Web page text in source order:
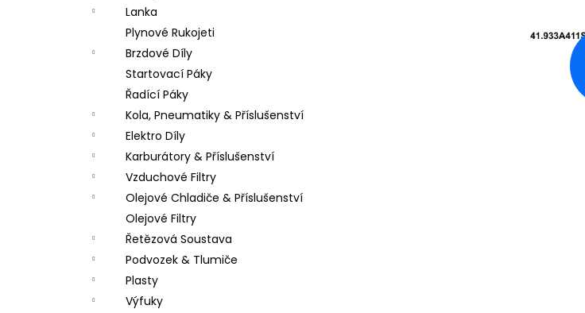
Lanka
Plynové Rukojeti
Brzdové Díly
Startovací Páky
Řadící Páky
Kola, Pneumatiky & Příslušenství
Elektro Díly
Karburátory & Příslušenství
Vzduchové Filtry
Olejové Chladiče & Příslušenství
Olejové Filtry
Řetězová Soustava
Podvozek & Tlumiče
Plasty
Výfuky
PITBIKE DUŠE PŘEDNÍ 14 PALCŮ
200 Kč
PITBIKE SPOJKOVÉ LANKO 94CM, VÝSUV